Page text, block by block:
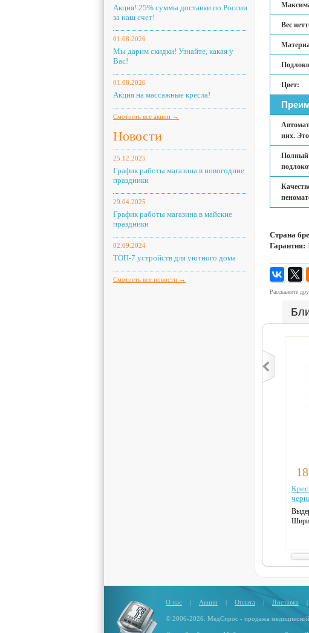
Акция! 25% суммы доставки по России
за наш счет!
01.08.2026
Мы дарим скидки! Узнайте, какая у
Вас!
01.08.2026
Акция на массажные кресла!
Смотреть все акции →
Новости
25.12.2025
График работы магазина в новогодние
праздники
29.04.2025
График работы магазина в майские
праздники
02.09.2024
ТОП-7 устройств для уютного дома
Смотреть все новости →
Вес
Цвет:
них.
Полный
Страна
Гарантия:
Расскажите
О нас | Акции | Оплата | Доставка |
© 2006-2026. МедСпрос - продажа